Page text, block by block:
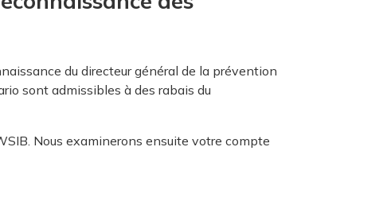
du directeur général de la prévention
sont admissibles à des rabais du
Nous examinerons ensuite votre compte